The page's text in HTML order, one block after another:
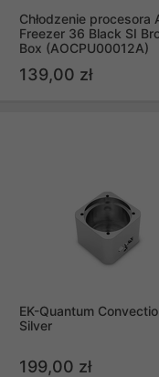
Chłodzenie procesora
Freezer 36 Black SI
Box (AOCPU00012A)
139,00 zł
EK-Quantum
Silver
199,00 zł